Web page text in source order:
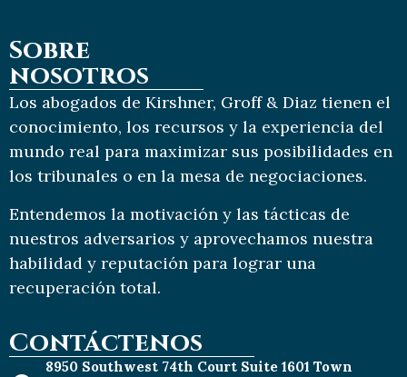
Sobre
nosotros
Los abogados de Kirshner, Groff & Diaz tienen el
conocimiento, los recursos y la experiencia del
mundo real para maximizar sus posibilidades en
los tribunales o en la mesa de negociaciones.
Entendemos la motivación y las tácticas de
nuestros adversarios y aprovechamos nuestra
habilidad y reputación para lograr una
recuperación total.
Contáctenos
8950 Southwest 74th Court Suite 1601 Town